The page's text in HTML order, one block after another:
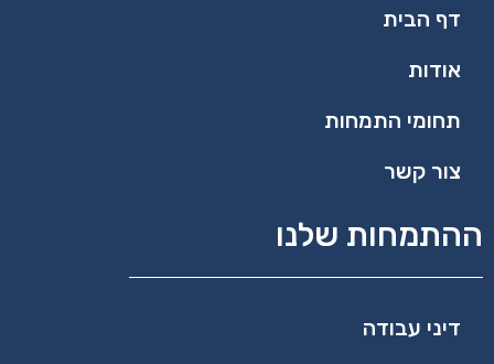
דף הבית
אודות
תחומי התמחות
צור קשר
ההתמחות שלנו
דיני עבודה